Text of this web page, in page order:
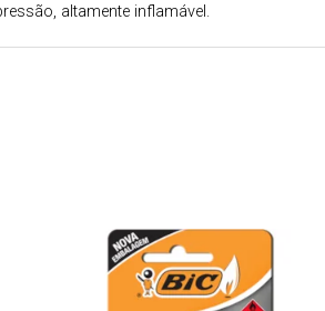
altamente inflamável.